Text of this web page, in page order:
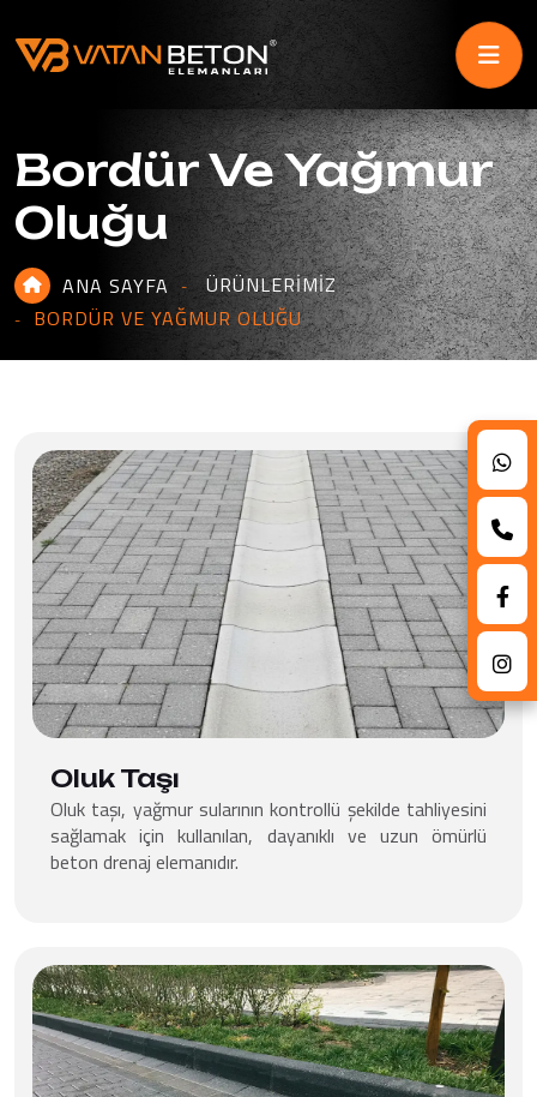
Bordür Ve Yağmur
Oluğu
ANA SAYFA
ÜRÜNLERIMIZ
BORDÜR VE YAĞMUR OLUĞU
Oluk Taşı
Oluk taşı, yağmur sularının kontrollü şekilde tahliyesini
sağlamak için kullanılan, dayanıklı ve uzun ömürlü
beton drenaj elemanıdır.